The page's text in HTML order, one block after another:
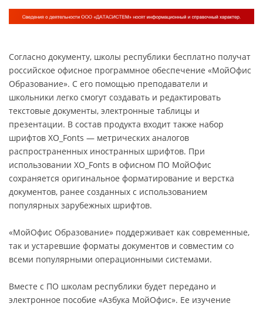
Согласно документу, школы республики бесплатно получат
российское офисное программное обеспечение «МойОфис
Образование». С его помощью преподаватели и
школьники легко смогут создавать и редактировать
текстовые документы, электронные таблицы и
презентации. В состав продукта входит также набор
шрифтов XO_Fonts — метрических аналогов
распространенных иностранных шрифтов. При
использовании XO_Fonts в офисном ПО МойОфис
сохраняется оригинальное форматирование и верстка
документов, ранее созданных с использованием
популярных зарубежных шрифтов.
«МойОфис Образование» поддерживает как современные,
так и устаревшие форматы документов и совместим со
всеми популярными операционными системами.
Вместе с ПО школам республики будет передано и
электронное пособие «Азбука МойОфис». Ее изучение